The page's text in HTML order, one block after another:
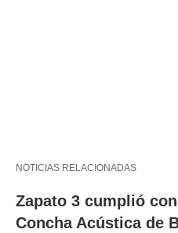
NOTICIAS RELACIONADAS
Zapato 3 cumplió
Concha Acústica de